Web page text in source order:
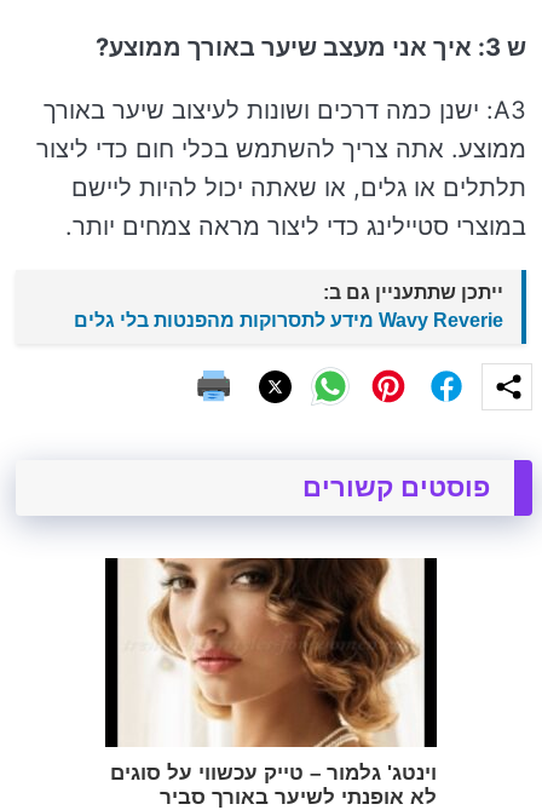
ש 3: איך אני מעצב שיער באורך ממוצע?
A3: ישנן כמה דרכים ושונות לעיצוב שיער באורך
ממוצע. אתה צריך להשתמש בכלי חום כדי ליצור
תלתלים או גלים, או שאתה יכול להיות ליישם
במוצרי סטיילינג כדי ליצור מראה צמחים יותר.
ייתכן שתתעניין גם ב:
Wavy Reverie מידע לתסרוקות מהפנטות בלי גלים
פוסטים קשורים
וינטג' גלמור – טייק עכשווי על סוגים
לא אופנתי לשיער באורך סביר